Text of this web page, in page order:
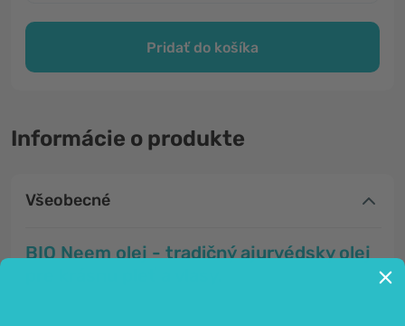
Pridať do košíka
Informácie o produkte
Všeobecné
BIO Neem olej - tradičný ajurvédsky olej